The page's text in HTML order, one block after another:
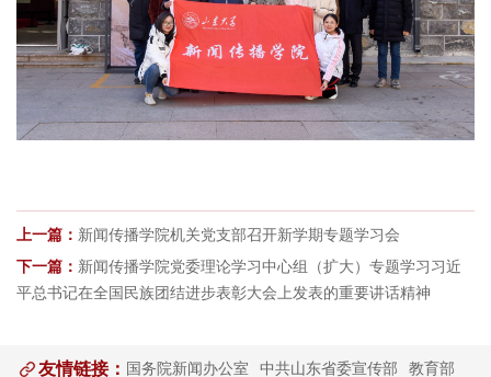
上一篇： 新闻传播学院机关党支部召开新学期专题学习会
下一篇： 新闻传播学院党委理论学习中心组（扩大）专题学习习近
平总书记在全国民族团结进步表彰大会上发表的重要讲话精神
友情链接： 国务院新闻办公室 中共山东省委宣传部
教育部